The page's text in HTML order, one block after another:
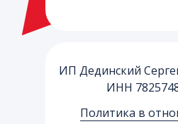
Политика в
ИП Дединский
ИНН